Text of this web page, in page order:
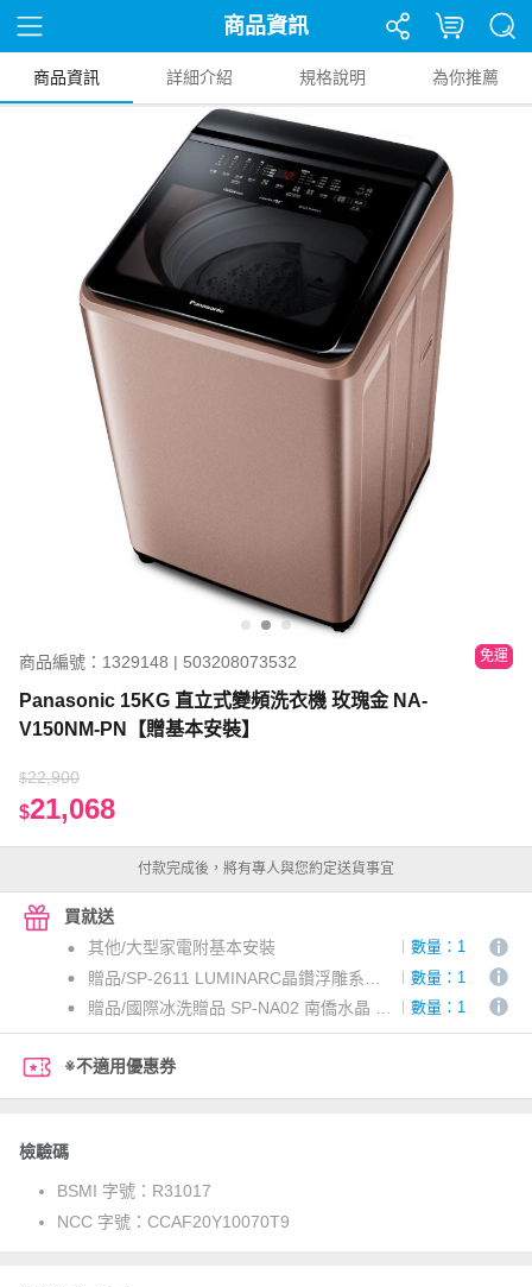
商品資訊
商品資訊 詳細介紹 規格說明 為你推薦
商品編號：1329148 | 503208073532 免運
Panasonic 15KG 直立式變頻洗衣機 玫瑰金 NA-
V150NM-PN【贈基本安裝】
$22,900
$21,068
付款完成後，將有專人與您約定送貨事宜
買就送
其他/大型家電附基本安裝
數量：1
數量：1
數量：1
※不適用優惠券
檢驗碼
BSMI 字號： R31017
NCC 字號： CCAF20Y10070T9